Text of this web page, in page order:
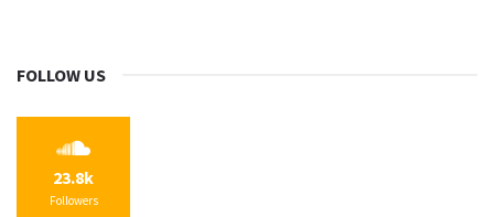
FOLLOW US
23.8k
Followers